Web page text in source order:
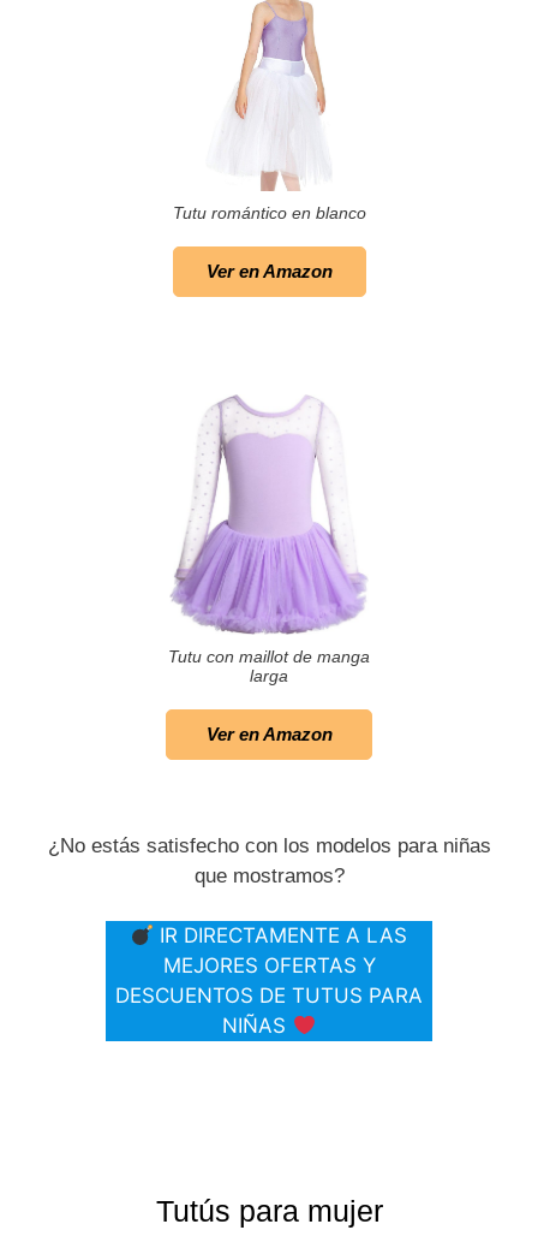
Tutu romántico en blanco
Ver en Amazon
Tutu con maillot de manga
larga
Ver en Amazon
¿No estás satisfecho con los modelos para niñas
que mostramos?
IR DIRECTAMENTE A LAS
MEJORES OFERTAS Y
DESCUENTOS DE TUTUS PARA
NIÑAS
Tutús para mujer